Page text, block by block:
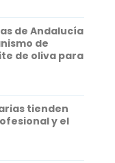
de Andalucía
de
de oliva para
tienden
y el